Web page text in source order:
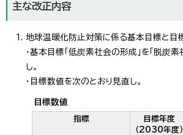
主な改正内容
地球温暖化防止対策に係る基本目標と目
・基本目標「低炭素社会の形成」を「脱炭
し。
・目標数値を次のとおり見直し。
目標数値
指標
目標年度
（2030年度）